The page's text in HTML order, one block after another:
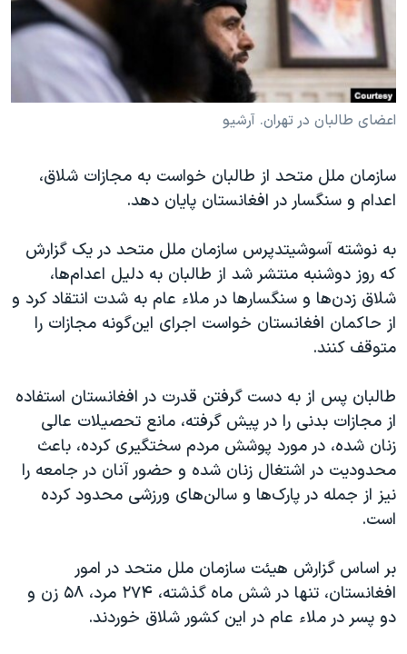
فرهنگ و زندگی
حقوق شهروندی
علم و فناوری
گالری عکس
آرشیو پخش زنده
مستندها
انتخابات ریاست جمهوری آمریکا ۲۰۲۴
حمله جمهوری اسلامی به اسرائیل
رمز مهسا
اعتراضات زن، زندگی، آزادی
مجموعه مستندهای دادخواهی
تریبونال مردمی آبان ۹۸
دادگاه حمید نوری
چهل سال گروگان‌گیری
قانون شفافیت دارائی کادر رهبری ایران
اسرائیل در جنگ
نرگس محمدی برنده جایزه نوبل صلح
همایش محافظه‌کاران آمریکا «سی‌پک»
صفحه‌های ویژه
دنبال کنید
اعضای طالبان در تهران. آرشیو
سازمان ملل متحد از طالبان خواست به مجازات شلاق،
اعدام‌ و سنگسار در افغانستان پایان دهد.
به نوشته آسوشیتدپرس سازمان ملل متحد در یک گزارش
که روز دوشنبه منتشر شد از طالبان به دلیل اعدام‌ها،
شلاق زدن‌ها و سنگسارها در ملاء عام به شدت انتقاد کرد و
از حاکمان افغانستان خواست اجرای این‌گونه مجازات‌ را
متوقف کنند.
طالبان پس از به دست گرفتن قدرت در افغانستان استفاده
از مجازات‌ بدنی را در پیش گرفته، مانع تحصیلات عالی
زنان شده، در مورد پوشش مردم سختگیری کرده، باعث
محدودیت در اشتغال زنان شده و حضور آنان در جامعه را
نیز از جمله در پارک‌ها و سالن‌های ورزشی محدود کرده
است.
بر اساس گزارش هیئت سازمان ملل متحد در امور
افغانستان، تنها در شش ماه گذشته، ۲۷۴ مرد، ۵۸ زن و
دو پسر در ملاء عام در این کشور شلاق خوردند.